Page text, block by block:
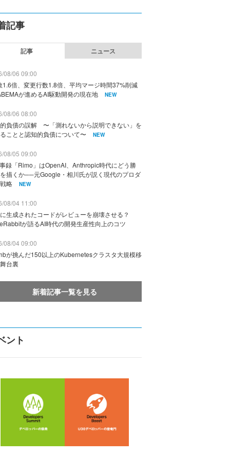
記事
記事 ニュース
08/06 09:00
1.6倍、変更行数1.8倍、平均マージ時間37%削減
が進めるAI駆動開発の現在地
NEW
08/06 08:00
負債の誤解 〜「測れないから説明できない」を
ことと認知的負債について〜
NEW
08/05 09:00
録「Rimo」はOpenAI、Anthropic時代にどう勝
描くか──元Google・相川氏が説く現代のプロダ
略
NEW
08/04 11:00
生成されたコードがレビューを崩壊させる？
が語るAI時代の開発生産性向上のコツ
08/04 09:00
が挑んだ150以上のKubernetesクラスタ大規模移
台裏
新着記事一覧を見る
ント